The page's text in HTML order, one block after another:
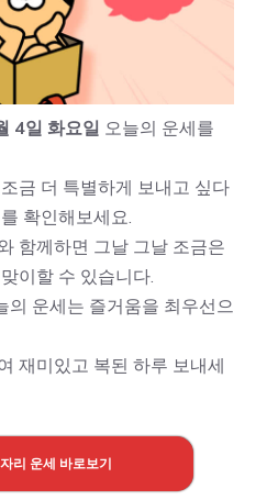
4일 화요일 오늘의 운세를
금 더 특별하게 보내고 싶다
확인해보세요.
함께하면 그날 그날 조금은
이할 수 있습니다.
의 운세는 즐거움을 최우선으
재미있고 복된 하루 보내세
리 운세 바로보기